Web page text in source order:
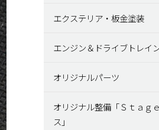
エクステリア・板金塗装
エンジン＆ドライブトレイ
オリジナルパーツ
オリジナル整備「Ｓｔａｇ
ス」